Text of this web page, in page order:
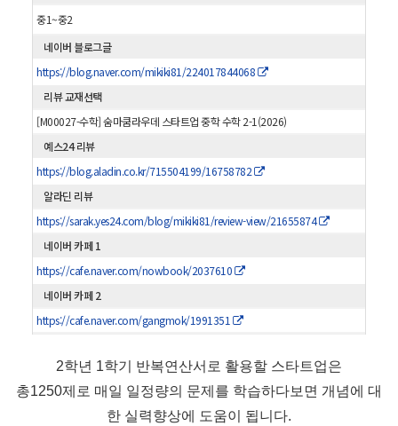
중1~중2
네이버 블로그글
https://blog.naver.com/mikiki81/224017844068
리뷰 교재선택
[M00027-수학] 숨마쿰라우데 스타트업 중학 수학 2-1(2026)
예스24 리뷰
https://blog.aladin.co.kr/715504199/16758782
알라딘 리뷰
https://sarak.yes24.com/blog/mikiki81/review-view/21655874
네이버 카페 1
https://cafe.naver.com/nowbook/2037610
네이버 카페 2
https://cafe.naver.com/gangmok/1991351
2학년 1학기 반복연산서로 활용할 스타트업은
총1250제로 매일 일정량의 문제를 학습하다보면 개념에 대
한 실력향상에 도움이 됩니다.